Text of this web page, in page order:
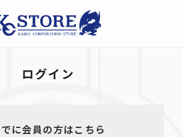
ログイン
に会員の方はこちら